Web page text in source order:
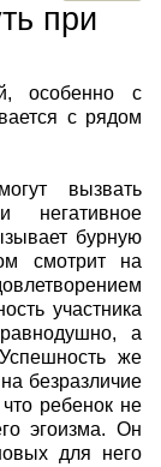
при
особенно с
с рядом
вызвать
негативное
бурную
смотрит на
участника
а
же
безразличие
ребенок не
эгоизма. Он
для него